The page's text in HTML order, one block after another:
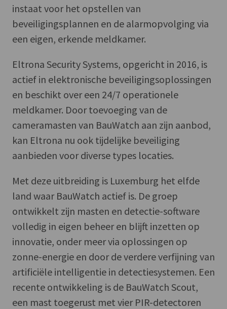
instaat voor het opstellen van
beveiligingsplannen en de alarmopvolging via
een eigen, erkende meldkamer.
Eltrona Security Systems, opgericht in 2016, is
actief in elektronische beveiligingsoplossingen
en beschikt over een 24/7 operationele
meldkamer. Door toevoeging van de
cameramasten van BauWatch aan zijn aanbod,
kan Eltrona nu ook tijdelijke beveiliging
aanbieden voor diverse types locaties.
Met deze uitbreiding is Luxemburg het elfde
land waar BauWatch actief is. De groep
ontwikkelt zijn masten en detectie-software
volledig in eigen beheer en blijft inzetten op
innovatie, onder meer via oplossingen op
zonne-energie en door de verdere verfijning van
artificiële intelligentie in detectiesystemen. Een
recente ontwikkeling is de BauWatch Scout,
een mast toegerust met vier PIR-detectoren